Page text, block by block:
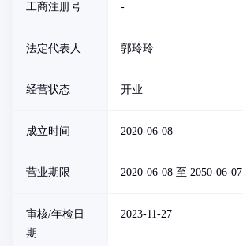
工商注册号 -
法定代表人 郭玲玲
经营状态 开业
成立时间 2020-06-08
营业期限 2020-06-08 至 2050-06-07
审核/年检日
期
2023-11-27